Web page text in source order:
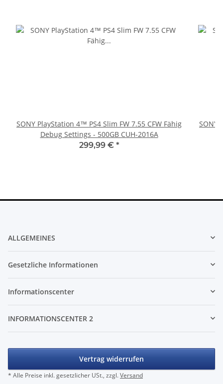
SONY PlayStation 4™ PS4 Slim FW 7.55 CFW Fähig
Debug Settings - 500GB CUH-2016A
299,99 € *
SONY
ALLGEMEINES
Gesetzliche Informationen
Informationscenter
INFORMATIONSCENTER 2
Vertrag widerrufen
* Alle Preise inkl. gesetzlicher USt., zzgl.Versand